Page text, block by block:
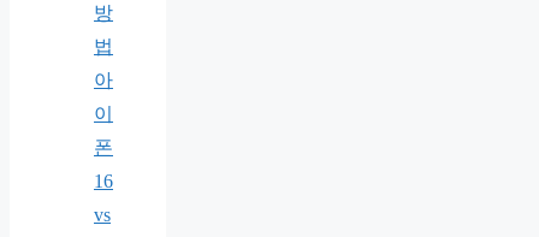
방
법
아
이
폰
16
vs